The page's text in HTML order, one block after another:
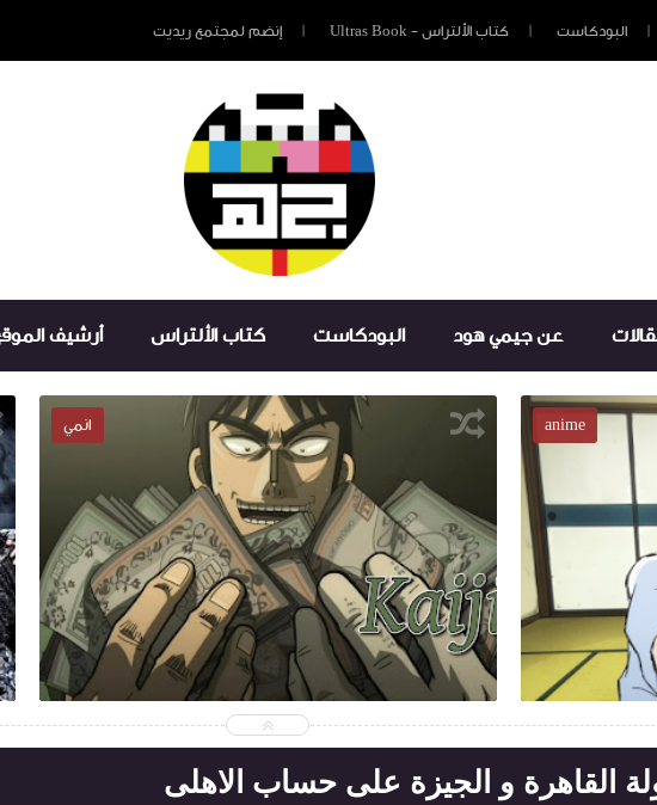
البودكاست كتاب الألتراس - Ultras Book إنضم لمجتمع ريديت
عن جيمي هود البودكاست كتاب الألتراس أرشيف
anime
شاهد الموضوع
انمي
2015-07-15
شاهد الموضوع
القاهرة و الجيزة على حساب الاهلى